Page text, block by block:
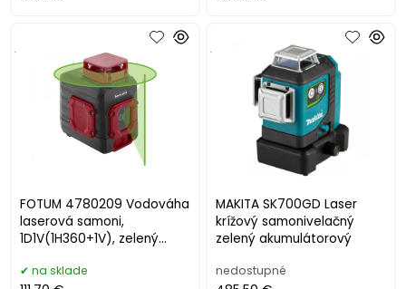
FOTUM 4780209 Vodováha
laserová samoni,
1D1V(1H360+1V), zelený
.
na sklade
MAKITA SK700GD Laser
krížový samonivelačný
zelený akumulátorový
.
nedostupné